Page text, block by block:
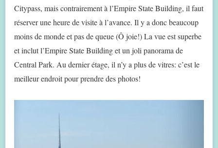
Citypass, mais contrairement à l’Empire State Building, il faut
réserver une heure de visite à l’avance. Il y a donc beaucoup
moins de monde et pas de queue (Ô joie!) La vue est superbe
et inclut l’Empire State Building et un joli panorama de
Central Park. Au dernier étage, il n’y a plus de vitres: c’est le
meilleur endroit pour prendre des photos!